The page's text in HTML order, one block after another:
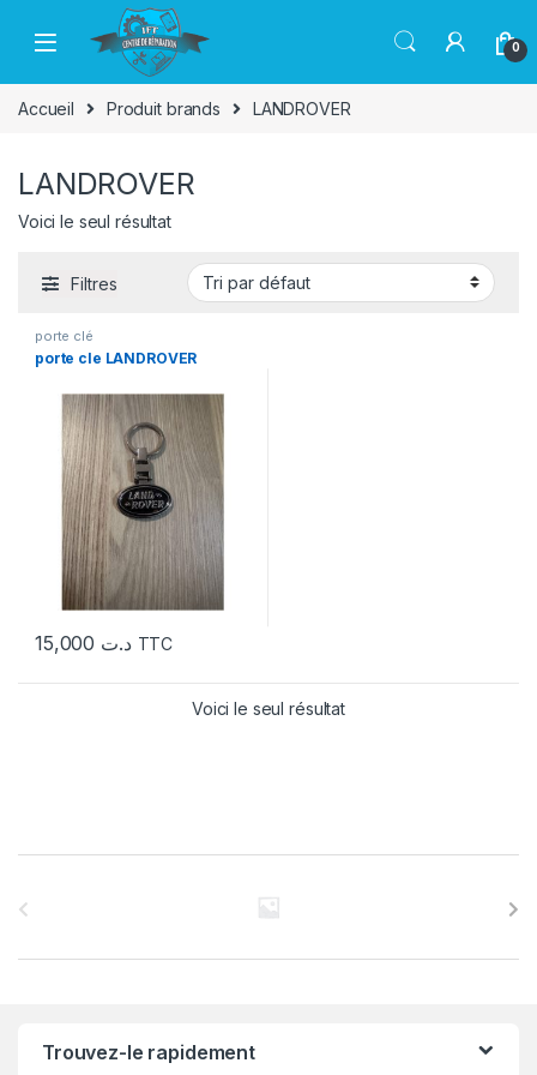
Passer à la navigation
Aller au contenu
0
Accueil Produit brands LANDROVER
LANDROVER
Voici le seul résultat
Filtres
porte clé
porte cle LANDROVER
د.ت TTC
Voici le seul résultat
Trouvez-le rapidement